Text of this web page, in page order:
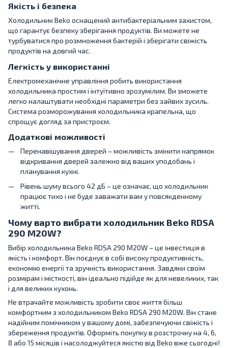
Якість і безпека
Холодильник Beko оснащений антибактеріальним захистом,
що гарантує безпеку зберігання продуктів. Ви можете не
турбуватися про розмноження бактерій і зберігати свіжість
продуктів на довгий час.
Легкість у використанні
Електромеханічне управління робить використання
холодильника простим і інтуїтивно зрозумілим. Ви зможете
легко налаштувати необхідні параметри без зайвих зусиль.
Система розморожування холодильника крапельна, що
спрощує догляд за пристроєм.
Додаткові можливості
Перенавішування дверей – можливість змінити напрямок
відкривання дверей залежно від ваших уподобань і
планування кухні.
Рівень шуму всього 42 дБ – це означає, що холодильник
працює тихо і не буде заважати вам у повсякденному
житті.
Чому варто вибрати холодильник Beko RDSA
290 M20W?
Вибір холодильника Beko RDSA 290 M20W – це інвестиція в
якість і комфорт. Він поєднує в собі високу продуктивність,
економію енергії та зручність використання. Завдяки своїм
розмірам і місткості, він ідеально підійде як для невеликих, так
і для великих кухонь.
Не втрачайте можливість зробити своє життя більш
комфортним з холодильником Beko RDSA 290 M20W. Він стане
надійним помічником у вашому домі, забезпечуючи свіжість і
збереження продуктів. Оформіть покупку в розстрочку на 4, 6,
8 або 15 місяців і насолоджуйтеся якістю від Beko вже сьогодні!